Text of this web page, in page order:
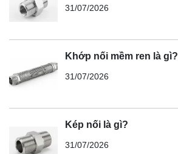
31/07/2026
Khớp nối mềm ren là gì?
31/07/2026
Kép nối là gì?
31/07/2026